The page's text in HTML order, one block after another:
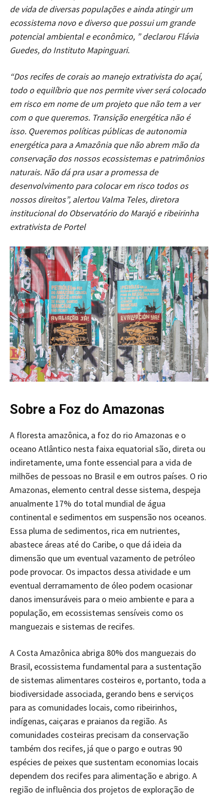
de vida de diversas populações e ainda atingir um
ecossistema novo e diverso que possui um grande
potencial ambiental e econômico, ” declarou Flávia
Guedes, do Instituto Mapinguari.
“Dos recifes de corais ao manejo extrativista do açaí,
todo o equilíbrio que nos permite viver será colocado
em risco em nome de um projeto que não tem a ver
com o que queremos. Transição energética não é
isso. Queremos políticas públicas de autonomia
energética para a Amazônia que não abrem mão da
conservação dos nossos ecossistemas e patrimônios
naturais. Não dá pra usar a promessa de
desenvolvimento para colocar em risco todos os
nossos direitos”, alertou Valma Teles, diretora
institucional do Observatório do Marajó e ribeirinha
extrativista de Portel
Sobre a Foz do Amazonas
A floresta amazônica, a foz do rio Amazonas e o
oceano Atlântico nesta faixa equatorial são, direta ou
indiretamente, uma fonte essencial para a vida de
milhões de pessoas no Brasil e em outros países. O rio
Amazonas, elemento central desse sistema, despeja
anualmente 17% do total mundial de água
continental e sedimentos em suspensão nos oceanos.
Essa pluma de sedimentos, rica em nutrientes,
abastece áreas até do Caribe, o que dá ideia da
dimensão que um eventual vazamento de petróleo
pode provocar. Os impactos dessa atividade e um
eventual derramamento de óleo podem ocasionar
danos imensuráveis para o meio ambiente e para a
população, em ecossistemas sensíveis como os
manguezais e sistemas de recifes.
A Costa Amazônica abriga 80% dos manguezais do
Brasil, ecossistema fundamental para a sustentação
de sistemas alimentares costeiros e, portanto, toda a
biodiversidade associada, gerando bens e serviços
para as comunidades locais, como ribeirinhos,
indígenas, caiçaras e praianos da região. As
comunidades costeiras precisam da conservação
também dos recifes, já que o pargo e outras 90
espécies de peixes que sustentam economias locais
dependem dos recifes para alimentação e abrigo. A
região de influência dos projetos de exploração de